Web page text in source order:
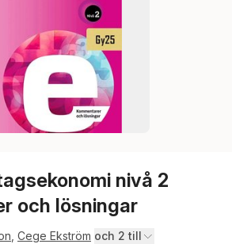
nivå 2
och lösningar
Cege Ekström och 2 till